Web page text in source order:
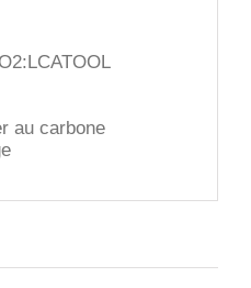
au carbone